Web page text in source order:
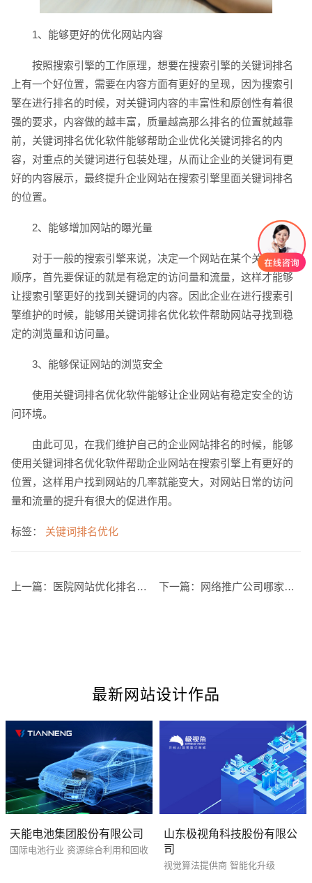
1、能够更好的优化网站内容
按照搜索引擎的工作原理，想要在搜索引擎的关键词排名
上有一个好位置，需要在内容方面有更好的呈现，因为搜索引
擎在进行排名的时候，对关键词内容的丰富性和原创性有着很
强的要求，内容做的越丰富，质量越高那么排名的位置就越靠
前，关键词排名优化软件能够帮助企业优化关键词排名的内
容，对重点的关键词进行包装处理，从而让企业的关键词有更
好的内容展示，最终提升企业网站在搜索引擎里面关键词排名
的位置。
2、能够增加网站的曝光量
对于一般的搜索引擎来说，决定一个网站在某个关键词的
顺序，首先要保证的就是有稳定的访问量和流量，这样才能够
让搜索引擎更好的找到关键词的内容。因此企业在进行搜素引
擎维护的时候，能够用关键词排名优化软件帮助网站寻找到稳
定的浏览量和访问量。
3、能够保证网站的浏览安全
使用关键词排名优化软件能够让企业网站有稳定安全的访
问环境。
由此可见，在我们维护自己的企业网站排名的时候，能够
使用关键词排名优化软件帮助企业网站在搜索引擎上有更好的
位置，这样用户找到网站的几率就能变大，对网站日常的访问
量和流量的提升有很大的促进作用。
标签： 关键词排名优化
上一篇： 医院网站优化排名的具体流程有哪些 下一篇： 网络推广公司哪家好，要如何选择推广公司
最新网站设计作品
天能电池集团股份有限公司
国际电池行业 资源综合利用和回收
山东极视角科技股份有限公
司
视觉算法提供商 智能化升级
创意品牌型网站 · 标准企业官网建设 · 外贸网
电商及系统平台开发 · 微信小程序开发 · 年度
您的预算 3万-5万 5万-8万